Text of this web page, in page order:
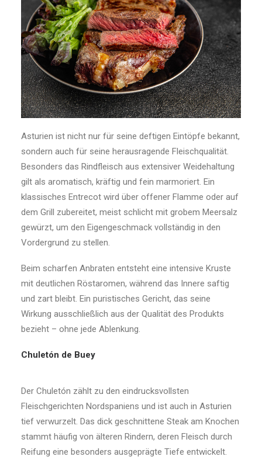
Asturien ist nicht nur für seine deftigen Eintöpfe bekannt,
sondern auch für seine herausragende Fleischqualität.
Besonders das Rindfleisch aus extensiver Weidehaltung
gilt als aromatisch, kräftig und fein marmoriert. Ein
klassisches Entrecot wird über offener Flamme oder auf
dem Grill zubereitet, meist schlicht mit grobem Meersalz
gewürzt, um den Eigengeschmack vollständig in den
Vordergrund zu stellen.
Beim scharfen Anbraten entsteht eine intensive Kruste
mit deutlichen Röstaromen, während das Innere saftig
und zart bleibt. Ein puristisches Gericht, das seine
Wirkung ausschließlich aus der Qualität des Produkts
bezieht – ohne jede Ablenkung.
Chuletón de Buey
Der Chuletón zählt zu den eindrucksvollsten
Fleischgerichten Nordspaniens und ist auch in Asturien
tief verwurzelt. Das dick geschnittene Steak am Knochen
stammt häufig von älteren Rindern, deren Fleisch durch
Reifung eine besonders ausgeprägte Tiefe entwickelt.